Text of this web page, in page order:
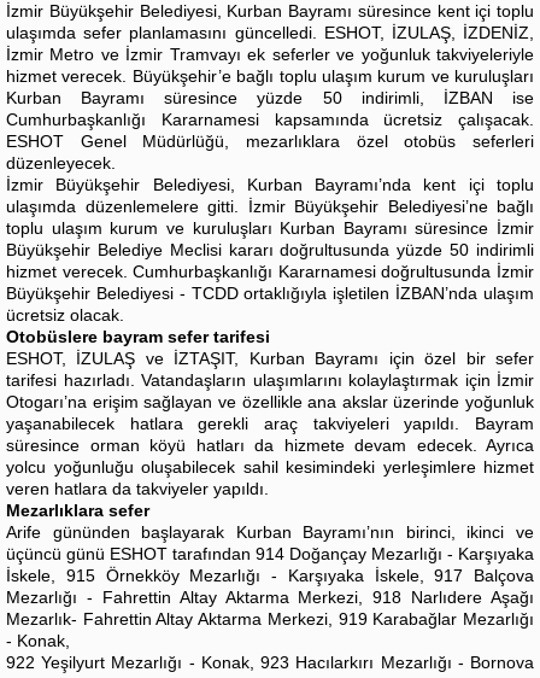
İzmir Büyükşehir Belediyesi, Kurban Bayramı süresince kent içi toplu
ulaşımda sefer planlamasını güncelledi. ESHOT, İZULAŞ, İZDENİZ,
İzmir Metro ve İzmir Tramvayı ek seferler ve yoğunluk takviyeleriyle
hizmet verecek. Büyükşehir’e bağlı toplu ulaşım kurum ve kuruluşları
Kurban Bayramı süresince yüzde 50 indirimli, İZBAN ise
Cumhurbaşkanlığı Kararnamesi kapsamında ücretsiz çalışacak.
ESHOT Genel Müdürlüğü, mezarlıklara özel otobüs seferleri
düzenleyecek.
İzmir Büyükşehir Belediyesi, Kurban Bayramı’nda kent içi toplu
ulaşımda düzenlemelere gitti. İzmir Büyükşehir Belediyesi’ne bağlı
toplu ulaşım kurum ve kuruluşları Kurban Bayramı süresince İzmir
Büyükşehir Belediye Meclisi kararı doğrultusunda yüzde 50 indirimli
hizmet verecek. Cumhurbaşkanlığı Kararnamesi doğrultusunda İzmir
Büyükşehir Belediyesi - TCDD ortaklığıyla işletilen İZBAN’nda ulaşım
ücretsiz olacak.
Otobüslere bayram sefer tarifesi
ESHOT, İZULAŞ ve İZTAŞIT, Kurban Bayramı için özel bir sefer
tarifesi hazırladı. Vatandaşların ulaşımlarını kolaylaştırmak için İzmir
Otogarı’na erişim sağlayan ve özellikle ana akslar üzerinde yoğunluk
yaşanabilecek hatlara gerekli araç takviyeleri yapıldı. Bayram
süresince orman köyü hatları da hizmete devam edecek. Ayrıca
yolcu yoğunluğu oluşabilecek sahil kesimindeki yerleşimlere hizmet
veren hatlara da takviyeler yapıldı.
Mezarlıklara sefer
Arife gününden başlayarak Kurban Bayramı’nın birinci, ikinci ve
üçüncü günü ESHOT tarafından 914 Doğançay Mezarlığı - Karşıyaka
İskele, 915 Örnekköy Mezarlığı - Karşıyaka İskele, 917 Balçova
Mezarlığı - Fahrettin Altay Aktarma Merkezi, 918 Narlıdere Aşağı
Mezarlık- Fahrettin Altay Aktarma Merkezi, 919 Karabağlar Mezarlığı
- Konak,
922 Yeşilyurt Mezarlığı - Konak, 923 Hacılarkırı Mezarlığı - Bornova